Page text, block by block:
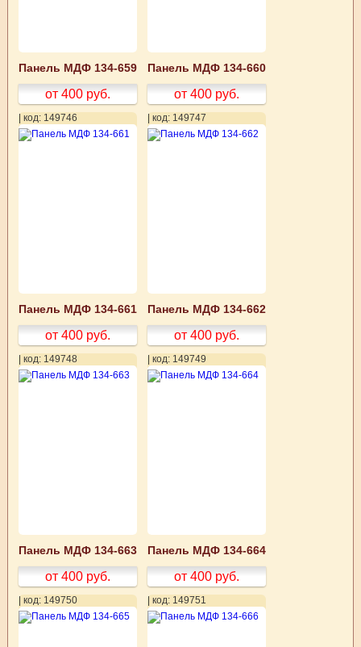
Панель МДФ 134-659
от 400 руб.
Панель МДФ 134-660
от 400 руб.
| код: 149746
Панель МДФ 134-661
от 400 руб.
| код: 149747
Панель МДФ 134-662
от 400 руб.
| код: 149748
Панель МДФ 134-663
от 400 руб.
| код: 149749
Панель МДФ 134-664
от 400 руб.
| код: 149750 | код: 149751